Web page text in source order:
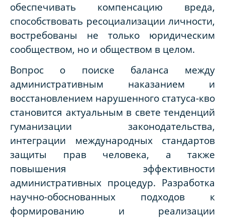
обеспечивать компенсацию вреда,
способствовать ресоциализации личности,
востребованы не только юридическим
сообществом, но и обществом в целом.
Вопрос о поиске баланса между
административным наказанием и
восстановлением нарушенного статуса-кво
становится актуальным в свете тенденций
гуманизации законодательства,
интеграции международных стандартов
защиты прав человека, а также
повышения эффективности
административных процедур. Разработка
научно-обоснованных подходов к
формированию и реализации